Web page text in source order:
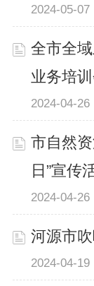
2024-05-07
全市全
业务培
2024-04-26
市自然
日”宣传
2024-04-26
河源市
2024-04-19